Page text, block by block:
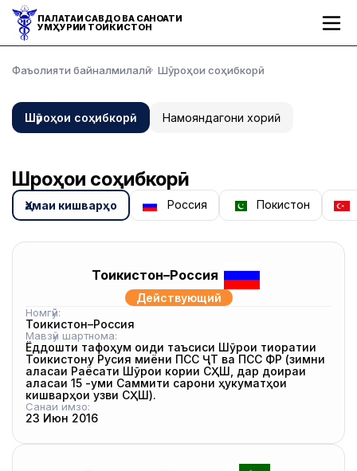
ПАЛАТАИ САВДО ВА САНОАТИ
ҶУМҲУРИИ ТОҶИКИСТОН
Фаъолияти байналмилалӣ Шӯроҳои соҳибкорӣ
Шӯроҳои соҳибкорӣ Намояндагони хориҷӣ
Шӯроҳои соҳибкорӣ
Ҳамаи кишварҳо Россия Покистон
Тоҷикистон–Россия
Действующий
Номгӯй:
Тоҷикистон–Россия
Мавзӯи шартнома:
Ёддошти тафоҳум оиди таъсиси Шӯрои тиҷоратии
Тоҷикистону Русия миёни ПСС ҶТ ва ПСС ФР (зимни
ҷаласаи Раёсати Шӯрои кории СҲШ, дар доираи
ҷаласаи 15 -уми Саммити сарони ҳукуматҳои
кишварҳои узви СҲШ).
Санаи имзо:
23 Июн 2016